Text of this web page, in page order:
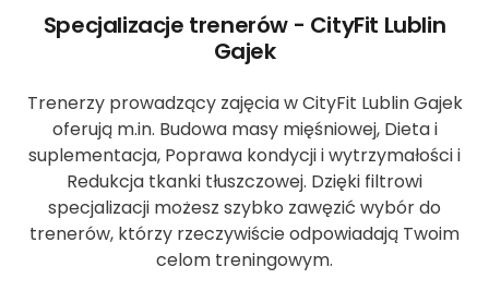
Specjalizacje trenerów - CityFit Lublin
Gajek
Trenerzy prowadzący zajęcia w CityFit Lublin Gajek
oferują m.in. Budowa masy mięśniowej, Dieta i
suplementacja, Poprawa kondycji i wytrzymałości i
Redukcja tkanki tłuszczowej. Dzięki filtrowi
specjalizacji możesz szybko zawęzić wybór do
trenerów, którzy rzeczywiście odpowiadają Twoim
celom treningowym.